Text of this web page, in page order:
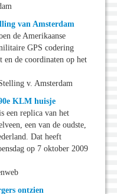
van Amsterdam
de Amerikaanse
GPS codering
de coordinaten op het
v. Amsterdam
KLM huisje
een replica van het
een van de oudste,
Dat heeft
op 7 oktober 2009
ontzien